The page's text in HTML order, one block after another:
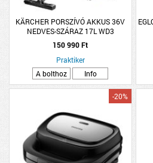
KÄRCHER PORSZÍVÓ AKKUS 36V
NEDVES-SZÁRAZ 17L WD3
150 990 Ft
Praktiker
A bolthoz
Info
-20%